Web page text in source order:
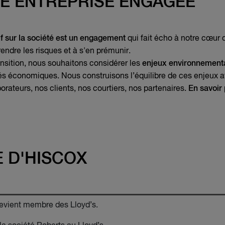
sur la société est un engagement qui fait écho à notre cœur
les risques et à s'en prémunir.
nous souhaitons considérer les enjeux
économiques. Nous construisons l’équilibre de ces enjeux
nos clients, nos courtiers, nos partenaires. En savoir
D'HISCOX
membre des Lloyd’s.